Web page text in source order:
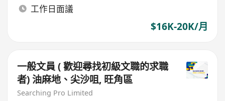
工作日面議
$16K-20K/月
一般文員 ( 歡迎尋找初級文職的求職
者) 油麻地、尖沙咀, 旺角區
Searching Pro Limited